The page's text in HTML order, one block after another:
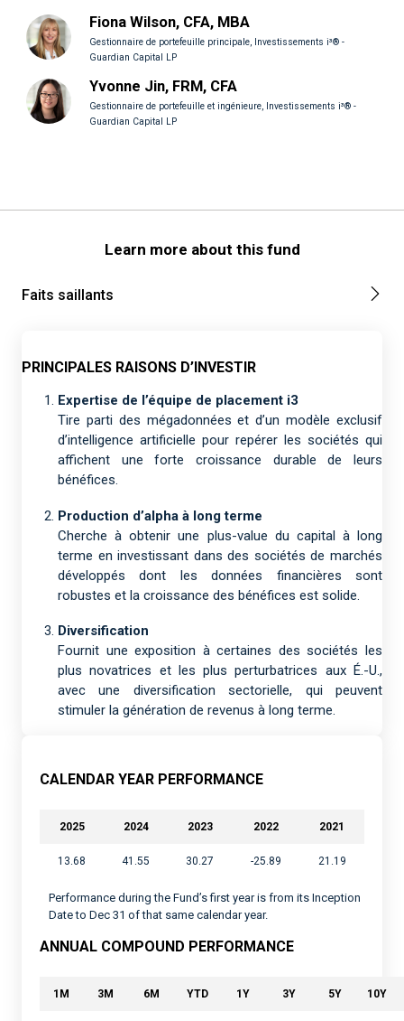
Fiona Wilson, CFA, MBA
Gestionnaire de portefeuille principale, Investissements i³® -
Guardian Capital LP
Yvonne Jin, FRM, CFA
Gestionnaire de portefeuille et ingénieure, Investissements i³® -
Guardian Capital LP
Learn more about this fund
Faits saillants
PRINCIPALES RAISONS D’INVESTIR
Expertise de l’équipe de placement i3
Tire parti des mégadonnées et d’un modèle exclusif
d’intelligence artificielle pour repérer les sociétés qui
affichent une forte croissance durable de leurs
bénéfices.
Production d’alpha à long terme
Cherche à obtenir une plus-value du capital à long
terme en investissant dans des sociétés de marchés
développés dont les données financières sont
robustes et la croissance des bénéfices est solide.
Diversification
Fournit une exposition à certaines des sociétés les
plus novatrices et les plus perturbatrices aux É.-U.,
avec une diversification sectorielle, qui peuvent
stimuler la génération de revenus à long terme.
CALENDAR YEAR PERFORMANCE
2025 2024 2023 2022 2021
13.68 41.55 30.27 -25.89 21.19
Performance during the Fund’s first year is from its Inception
Date to Dec 31 of that same calendar year.
ANNUAL COMPOUND PERFORMANCE
1M 3M 6M YTD 1Y 3Y 5Y 10Y